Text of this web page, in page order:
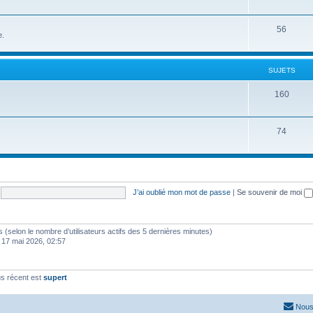
56
SUJETS
160
74
J’ai oublié mon mot de passe | Se souvenir de moi
le nombre d’utilisateurs actifs des 5 dernières minutes)
mai 2026, 02:57
récent est supert